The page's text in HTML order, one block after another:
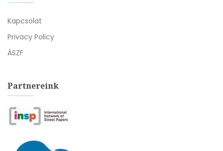
Kapcsolat
Privacy Policy
ÁSZF
Partnereink